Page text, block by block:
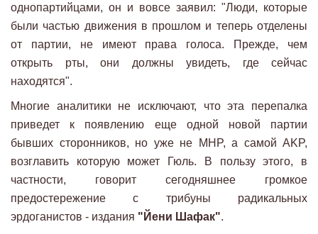
однопартийцами, он и вовсе заявил: "Люди, которые
были частью движения в прошлом и теперь отделены
от партии, не имеют права голоса. Прежде, чем
открыть рты, они должны увидеть, где сейчас
находятся".
Многие аналитики не исключают, что эта перепалка
приведет к появлению еще одной новой партии
бывших сторонников, но уже не MHP, а самой AKP,
возглавить которую может Гюль. В пользу этого, в
частности, говорит сегодняшнее громкое
предостережение с трибуны радикальных
эрдоганистов - издания "Йени Шафак".